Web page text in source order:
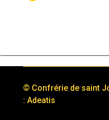
© Confrérie de saint
: Adeatis